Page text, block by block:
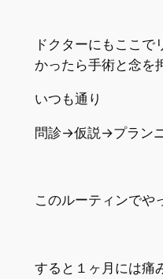
ドクターにもここで
かったら手術と念を
いつも通り
問診→仮説→プラン
このルーティンでや
すると１ヶ月には痛